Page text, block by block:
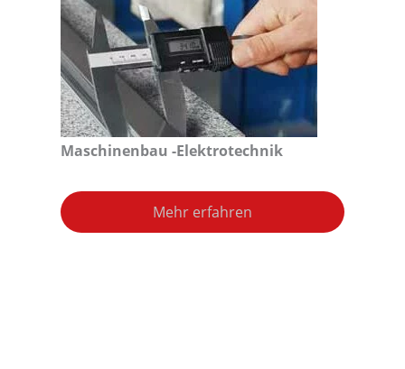
Maschinenbau -Elektrotechnik
Mehr erfahren